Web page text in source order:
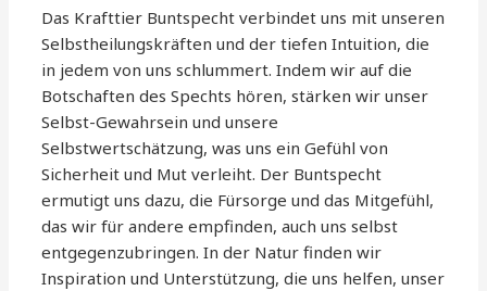
Das Krafttier Buntspecht verbindet uns mit unseren
Selbstheilungskräften und der tiefen Intuition, die
in jedem von uns schlummert. Indem wir auf die
Botschaften des Spechts hören, stärken wir unser
Selbst-Gewahrsein und unsere
Selbstwertschätzung, was uns ein Gefühl von
Sicherheit und Mut verleiht. Der Buntspecht
ermutigt uns dazu, die Fürsorge und das Mitgefühl,
das wir für andere empfinden, auch uns selbst
entgegenzubringen. In der Natur finden wir
Inspiration und Unterstützung, die uns helfen, unser